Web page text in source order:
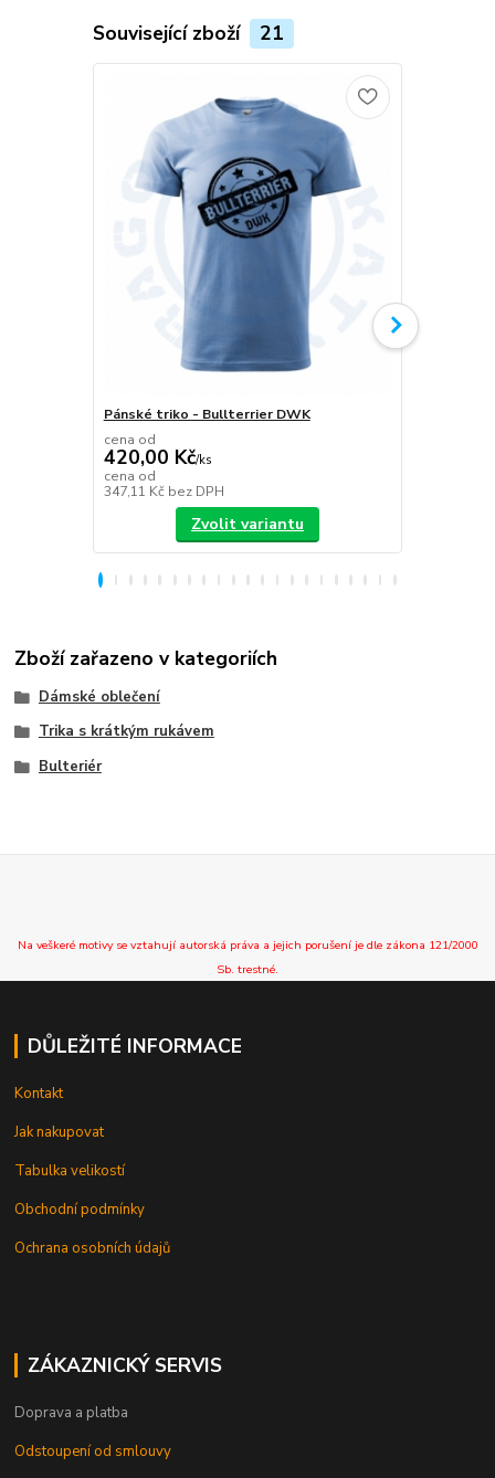
Související zboží 21
Pánské triko - Bullterrier DWK
cena od
420,00 Kč/ks
cena od
347,11 Kč bez DPH
Zvolit variantu
Zboží zařazeno v kategoriích
Dámské oblečení
Trika s krátkým rukávem
Bulteriér
Na veškeré motivy se vztahují autorská práva a jejich porušení je dle zákona 121/2000
Sb. trestné.
DŮLEŽITÉ INFORMACE
Kontakt
Jak nakupovat
Tabulka velikostí
Obchodní podmínky
Ochrana osobních údajů
ZÁKAZNICKÝ SERVIS
Doprava a platba
Odstoupení od smlouvy